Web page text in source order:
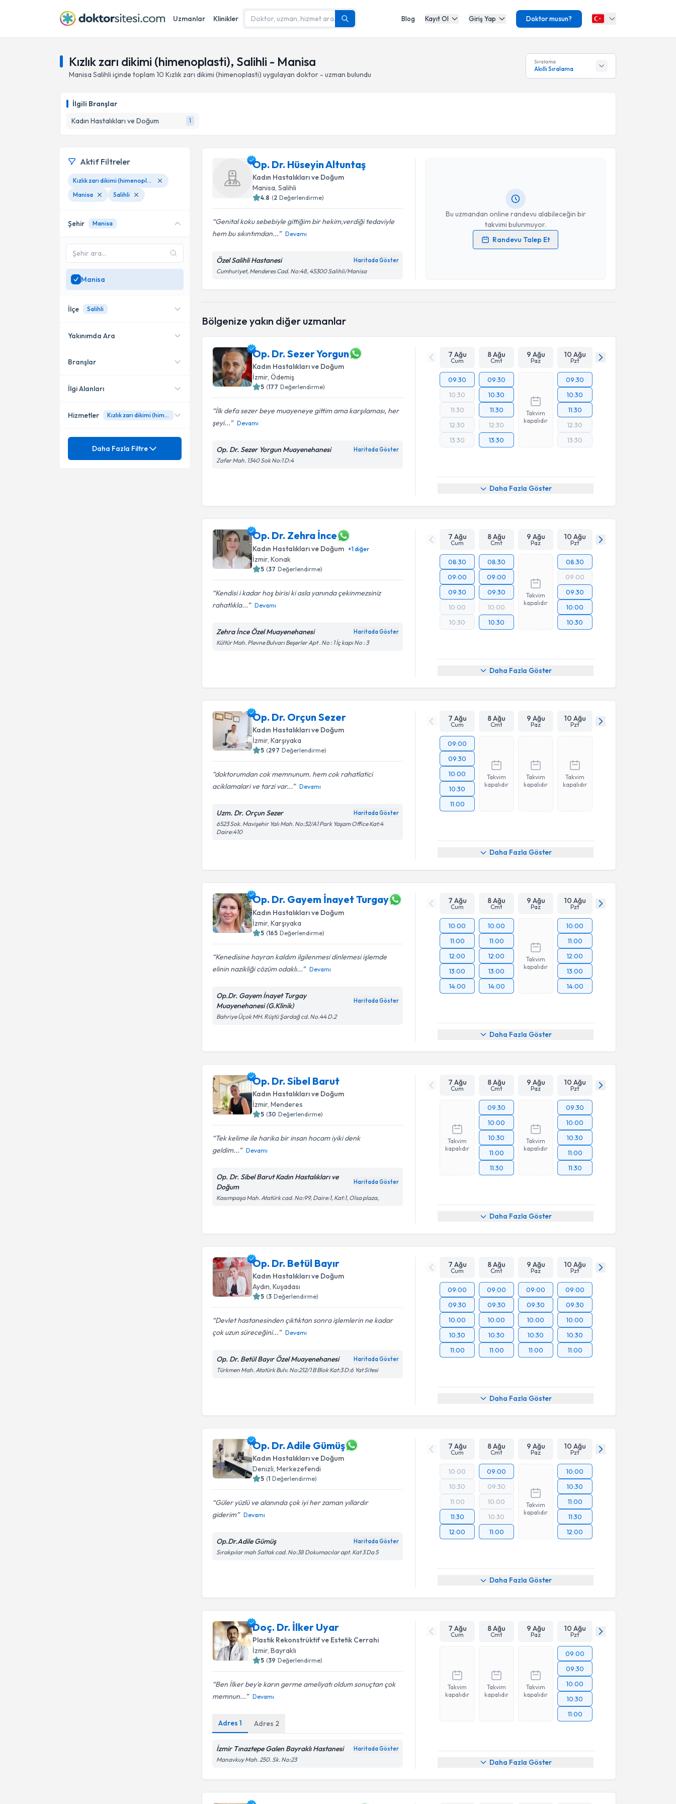
Uzmanlar Klinikler Blog Kayıt Ol Giriş Yap Doktor musun?
Kızlık zarı dikimi (himenoplasti), Salihli - Manisa
Manisa Salihli içinde toplam 10 Kızlık zarı dikimi (himenoplasti) uygulayan doktor - uzman bulundu
Sıralama
Akıllı Sıralama
İlgili Branşlar
Kadın Hastalıkları ve Doğum
1
Op. Dr. Hüseyin Altuntaş
Kadın Hastalıkları ve Doğum
Manisa, Salihli
4.8 (2 Değerlendirme)
Genital koku sebebiyle gittiğim bir hekim,verdiği tedaviyle
hem bu sıkıntımdan...
Devamı
Özel Salihli Hastanesi Haritada Göster
Cumhuriyet, Menderes Cad. No:48, 45300 Salihli/Manisa
Bu uzmandan online randevu alabileceğin bir
takvimi bulunmuyor.
Randevu Talep Et
Op. Dr. Hüseyin Altuntaş
Kişisel verilerimin işlenmesine ilişkinAydınlatma Metni
Takvim Talebini Gönder
Bölgenize yakın diğer uzmanlar
Op. Dr. Sezer Yorgun
Kadın Hastalıkları ve Doğum
İzmir, Ödemiş
5 (177 Değerlendirme)
İlk defa sezer beye muayeneye gittim ama karşılaması, her
şeyi...
Devamı
Op. Dr. Sezer Yorgun Muayenehanesi Haritada Göster
Zafer Mah. 1340 Sok No:1 D:4
7 Ağu
Cum
8 Ağu
Cmt
9 Ağu
Paz
10 Ağu
Pzt
09:30
10:30
11:30
12:30
13:30
09:30
10:30
11:30
12:30
13:30
Takvim
kapalıdır
09:30
10:30
11:30
12:30
13:30
Daha Fazla Göster
Op. Dr. Zehra İnce
Kadın Hastalıkları ve Doğum +1diğer
İzmir, Konak
5 (37 Değerlendirme)
Kendisi i kadar hoş birisi ki asla yanında çekinmezsiniz
rahatlıkla...
Devamı
Zehra İnce Özel Muayenehanesi Haritada Göster
Kültür Mah. Plevne Bulvarı Beşerler Apt . No : 1 İç kapı No : 3
7 Ağu
Cum
8 Ağu
Cmt
9 Ağu
Paz
10 Ağu
Pzt
08:30
09:00
09:30
10:00
10:30
08:30
09:00
09:30
10:00
10:30
Takvim
kapalıdır
08:30
09:00
09:30
10:00
10:30
Daha Fazla Göster
Op. Dr. Orçun Sezer
Kadın Hastalıkları ve Doğum
İzmir, Karşıyaka
5 (297 Değerlendirme)
doktorumdan cok memnunum. hem cok rahatlatici
aciklamalari ve tarzi var...
Devamı
Uzm. Dr. Orçun Sezer Haritada Göster
6523 Sok. Mavişehir Yalı Mah. No:32/A1 Park Yaşam Office Kat:4
Daire:410
7 Ağu
Cum
8 Ağu
Cmt
9 Ağu
Paz
10 Ağu
Pzt
09:00
09:30
10:00
10:30
11:00
Takvim
kapalıdır
Takvim
kapalıdır
Takvim
kapalıdır
Daha Fazla Göster
Op. Dr. Gayem İnayet Turgay
Kadın Hastalıkları ve Doğum
İzmir, Karşıyaka
5 (165 Değerlendirme)
Kenedisine hayran kaldım ilgilenmesi dinlemesi işlemde
elinin nazikliği cözüm odaklı...
Devamı
Op.Dr. Gayem İnayet Turgay
Muayenehanesi (G.Klinik)
Haritada Göster
Bahriye Üçok MH. Rüştü Şardağ cd. No.44 D.2
7 Ağu
Cum
8 Ağu
Cmt
9 Ağu
Paz
10 Ağu
Pzt
10:00
11:00
12:00
13:00
14:00
10:00
11:00
12:00
13:00
14:00
Takvim
kapalıdır
10:00
11:00
12:00
13:00
14:00
Daha Fazla Göster
Op. Dr. Sibel Barut
Kadın Hastalıkları ve Doğum
İzmir, Menderes
5 (30 Değerlendirme)
Tek kelime ile harika bir insan hocam iyiki denk
geldim...
Devamı
Op. Dr. Sibel Barut Kadın Hastalıkları ve
Doğum
Haritada Göster
Kasımpaşa Mah. Atatürk cad. No:99, Daire:1, Kat:1, Olsa plaza,
7 Ağu
Cum
8 Ağu
Cmt
9 Ağu
Paz
10 Ağu
Pzt
Takvim
kapalıdır
09:30
10:00
10:30
11:00
11:30
Takvim
kapalıdır
09:30
10:00
10:30
11:00
11:30
Daha Fazla Göster
Op. Dr. Betül Bayır
Kadın Hastalıkları ve Doğum
Aydın , Kuşadası
5 (3 Değerlendirme)
Devlet hastanesinden çıktıktan sonra işlemlerin ne kadar
çok uzun süreceğini...
Devamı
Op. Dr. Betül Bayır Özel Muayenehanesi Haritada Göster
Türkmen Mah. Atatürk Bulv. No:212/1 B Blok Kat:3 D:6 Yat Sitesi
7 Ağu
Cum
8 Ağu
Cmt
9 Ağu
Paz
10 Ağu
Pzt
09:00
09:30
10:00
10:30
11:00
09:00
09:30
10:00
10:30
11:00
09:00
09:30
10:00
10:30
11:00
09:00
09:30
10:00
10:30
11:00
Daha Fazla Göster
Op. Dr. Adile Gümüş
Kadın Hastalıkları ve Doğum
Denizli, Merkezefendi
5 (1 Değerlendirme)
Güler yüzlü ve alanında çok iyi her zaman yıllardır
giderim
Devamı
Op.Dr.Adile Gümüş Haritada Göster
Sırakpılar mah Saltak cad. No:38 Dokumacılar apt. Kat 3 Da 5
7 Ağu
Cum
8 Ağu
Cmt
9 Ağu
Paz
10 Ağu
Pzt
10:00
10:30
11:00
11:30
12:00
09:00
09:30
10:00
10:30
11:00
Takvim
kapalıdır
10:00
10:30
11:00
11:30
12:00
Daha Fazla Göster
Doç. Dr. İlker Uyar
Plastik Rekonstrüktif ve Estetik Cerrahi
İzmir, Bayraklı
5 (39 Değerlendirme)
Ben İlker bey'e karın germe ameliyatı oldum sonuçtan çok
memnun...
Devamı
Adres1 Adres 2
İzmir Tınaztepe Galen Bayraklı Hastanesi Haritada Göster
Manavkuy Mah. 250. Sk. No:23
7 Ağu
Cum
8 Ağu
Cmt
9 Ağu
Paz
10 Ağu
Pzt
Takvim
kapalıdır
Takvim
kapalıdır
Takvim
kapalıdır
09:00
09:30
10:00
10:30
11:00
Daha Fazla Göster
Aktif Filtreler
Kızlık zarı dikimi (himenoplasti)
Manisa
Salihli
Şehir Manisa
Manisa
İlçe Salihli
Yunusemre
Salihli
Yakınımda Ara
Konumuma yakın uzmanları
Branşlar
Kadın Hastalıkları ve Doğum
İlgi Alanları
4 Boyutlu Ultrasonla Gebelik
Hizmetler Kızlık zarı dikimi (himenoplasti)
Ünvan
Daha Fazla Filtre